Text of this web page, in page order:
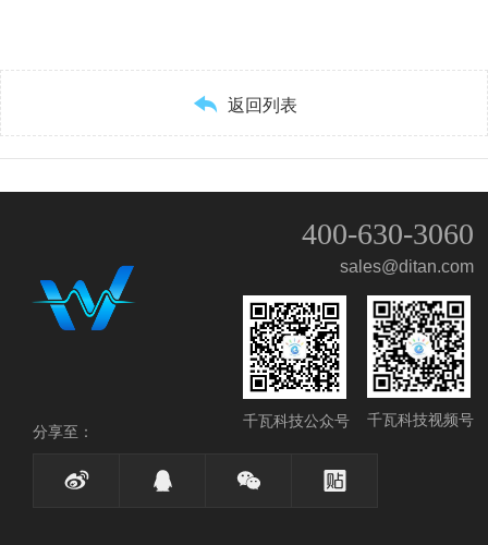
 返回列表
分享至：
400-630-3060
sales@ditan.com
千瓦科技公众号 千瓦科技视频号
QQ客服
微信客服